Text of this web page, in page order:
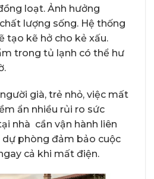
loạt. Ảnh hưởng
lượng sống. Hệ thống
tạo kẽ hở cho kẻ xấu.
trong tủ lạnh có thể hư
già, trẻ nhỏ, việc mất
ẩn nhiều rủi ro sức
nhà cần vận hành liên
phòng đảm bảo cuộc
cả khi mất điện.